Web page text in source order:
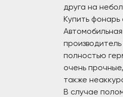
друга на
Купить
полностью
очень
также
В случае